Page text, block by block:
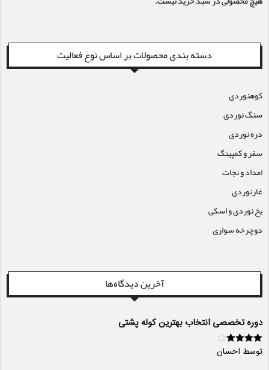
دسته بندی محصولات بر اساس نوع فعالیت
کوهنوردی
سنگ نوردی
دره نوردی
سفر و کمپینگ
امداد و نجات
غارنوردی
یخ نوردی و اسکی
دوچرخه سواری
آخرین دیدگاه‌ها
دوره تخصصی انتخاب بهترین کوله پشتی
امتیاز 4از
توسط احسان